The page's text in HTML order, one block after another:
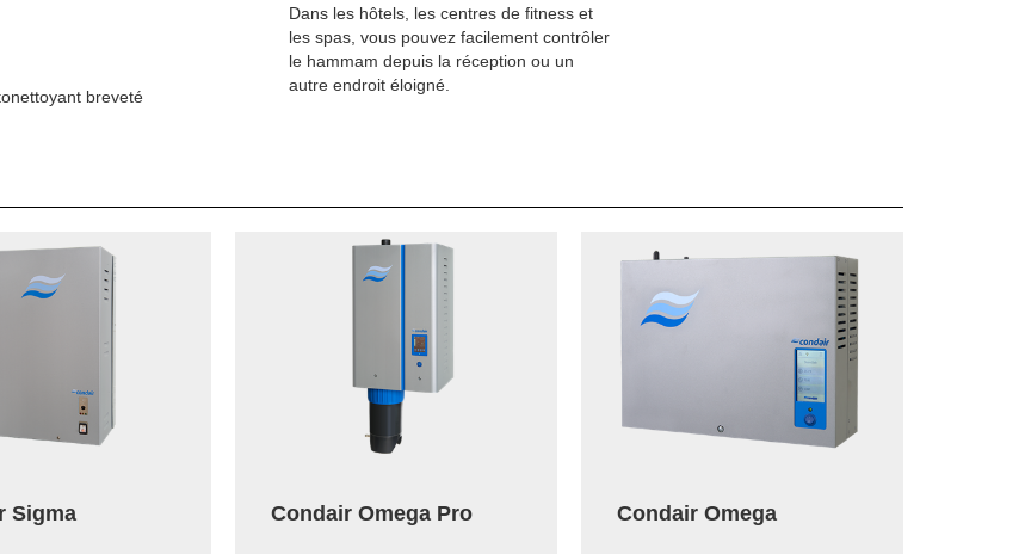
breveté Affichage externe en trois versions
Dans les hôtels, les centres de fitness et
les spas, vous pouvez facilement contrôler
le hammam depuis la réception ou un
autre endroit éloigné.
Sigma Condair Omega Pro Condair Omega